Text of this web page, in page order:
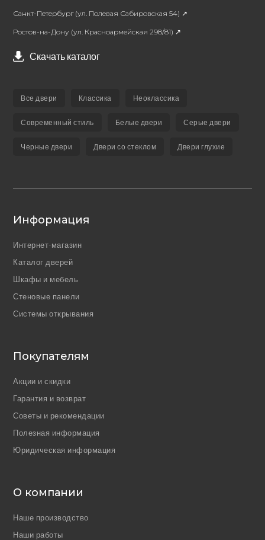
Санкт-Петербург (ул. Полевая Сабировская 54) ↗
Ростов-на-Дону (ул. Красноармейская 298/81) ↗
Скачать каталог
Все двери Классика Неоклассика
Современный стиль Белые двери Серые двери
Черные двери Двери со стеклом Двери глухие
Информация
Интернет-магазин
Каталог дверей
Шкафы и мебель
Стеновые панели
Системы открывания
Покупателям
Акции и скидки
Гарантия и возврат
Советы и рекомендации
Полезная информация
Юридическая информация
О компании
Наше производство
Наши работы